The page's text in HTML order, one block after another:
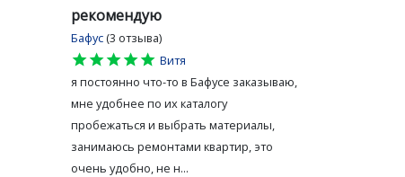
рекомендую
Бафус (3 отзыва)
star
star
star
star
star
Витя
я постоянно что-то в Бафусе заказываю,
мне удобнее по их каталогу
пробежаться и выбрать материалы,
занимаюсь ремонтами квартир, это
очень удобно, не н...